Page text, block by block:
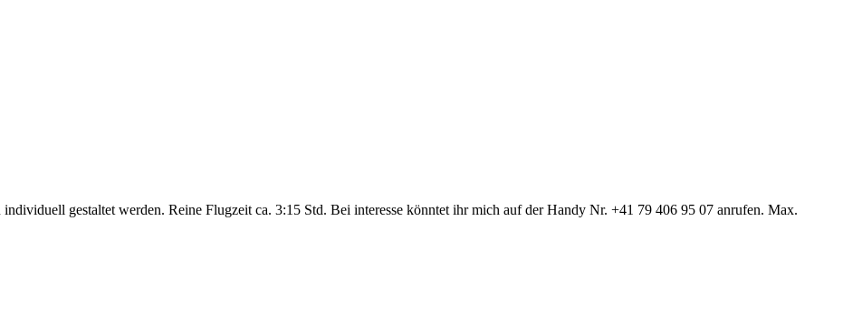
gestaltet werden. Reine Flugzeit ca. 3:15 Std. Bei interesse könntet ihr mich auf der Handy Nr. +41 79 406 95 07 anrufen. Max.